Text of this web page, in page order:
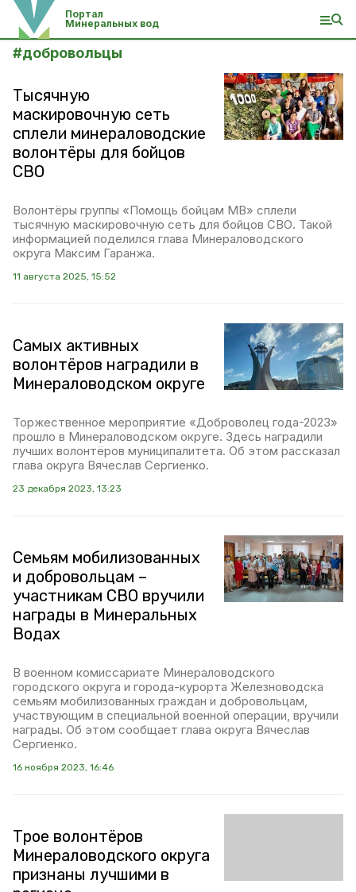
Портал
Минеральных вод
#добровольцы
Тысячную
маскировочную сеть
сплели минераловодские
волонтёры для бойцов
СВО
Волонтёры группы «Помощь бойцам МВ» сплели
тысячную маскировочную сеть для бойцов СВО. Такой
информацией поделился глава Минераловодского
округа Максим Гаранжа.
11 августа 2025, 15:52
Самых активных
волонтёров наградили в
Минераловодском округе
Торжественное мероприятие «Доброволец года-2023»
прошло в Минераловодском округе. Здесь наградили
лучших волонтёров муниципалитета. Об этом рассказал
глава округа Вячеслав Сергиенко.
23 декабря 2023, 13:23
Семьям мобилизованных
и добровольцам –
участникам СВО вручили
награды в Минеральных
Водах
В военном комиссариате Минераловодского
городского округа и города-курорта Железноводска
семьям мобилизованных граждан и добровольцам,
участвующим в специальной военной операции, вручили
награды. Об этом сообщает глава округа Вячеслав
Сергиенко.
16 ноября 2023, 16:46
Трое волонтёров
Минераловодского округа
признаны лучшими в